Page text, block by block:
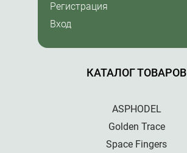
КАТАЛОГ ТОВАРОВ
ASPHODEL
Golden Trace
Space Fingers
Регистрация
Вход